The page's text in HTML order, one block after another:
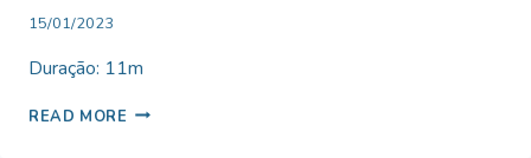
By
Miranda
15/01/2023
Duração: 11m
READ MORE MEDITAÇÃO